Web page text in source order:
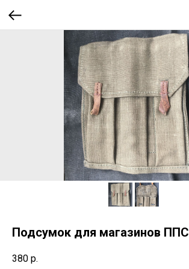
Подсумок для магазинов ППС
380 р.